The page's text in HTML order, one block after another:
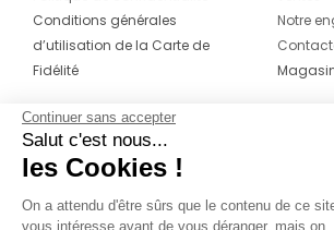
Conditions générales
d’utilisation de la Carte de
Fidélité
Notre
CONTACT
04 42 20 78 42
Du lundi au jeudi de 8h30 à 16h30 & le
Continuer sans accepter
Salut c'est nous...
les Cookies !
On a attendu d'être sûrs que le contenu de ce
vous intéresse avant de vous déranger, mais on